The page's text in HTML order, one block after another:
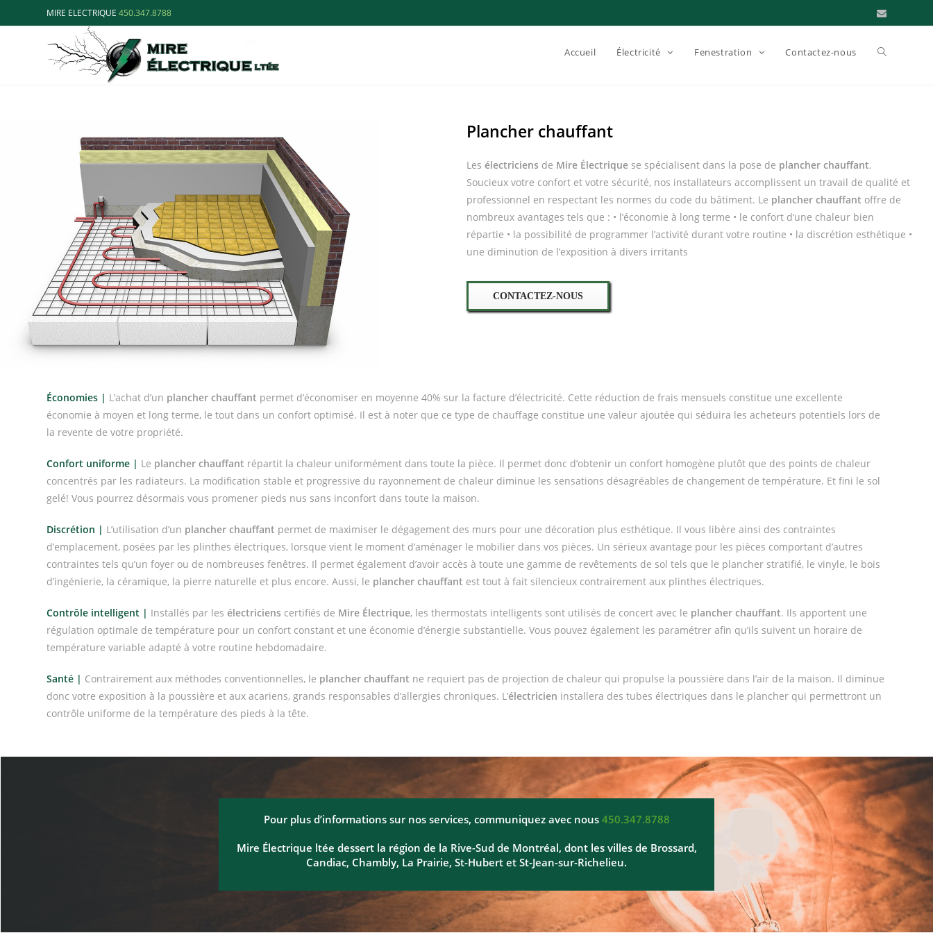
MIRE ELECTRIQUE450.347.8788
Accueil Électricité Fenestration Contactez-nous
Plancher chauffant
Les électriciens de Mire Électriquese spécialisent dans la pose de plancher chauffant.
Soucieux votre confort et votre sécurité, nos installateurs accomplissent un travail de qualité et
professionnel en respectant les normes du code du bâtiment. Le plancher chauffant offre de
nombreux avantages tels que : • l’économie à long terme • le confort d’une chaleur bien
répartie • la possibilité de programmer l’activité durant votre routine • la discrétion esthétique •
une diminution de l’exposition à divers irritants
CONTACTEZ-NOUS
Économies | L’achat d’un plancher chauffant permet d’économiser en moyenne 40% sur la facture d’électricité. Cette réduction de frais mensuels constitue une excellente
économie à moyen et long terme, le tout dans un confort optimisé. Il est à noter que ce type de chauffage constitue une valeur ajoutée qui séduira les acheteurs potentiels lors de
la revente de votre propriété.
Confort uniforme | Le plancher chauffant répartit la chaleur uniformément dans toute la pièce. Il permet donc d’obtenir un confort homogène plutôt que des points de chaleur
concentrés par les radiateurs. La modification stable et progressive du rayonnement de chaleur diminue les sensations désagréables de changement de température. Et fini le sol
gelé! Vous pourrez désormais vous promener pieds nus sans inconfort dans toute la maison.
Discrétion | L’utilisation d’un plancher chauffant permet de maximiser le dégagement des murs pour une décoration plus esthétique. Il vous libère ainsi des contraintes
d’emplacement, posées par les plinthes électriques, lorsque vient le moment d’aménager le mobilier dans vos pièces. Un sérieux avantage pour les pièces comportant d’autres
contraintes tels qu’un foyer ou de nombreuses fenêtres. Il permet également d’avoir accès à toute une gamme de revêtements de sol tels que le plancher stratifié, le vinyle, le bois
d’ingénierie, la céramique, la pierre naturelle et plus encore. Aussi, le plancher chauffant est tout à fait silencieux contrairement aux plinthes électriques.
Contrôle intelligent | Installés par lesélectriciens certifiés de Mire Électrique, les thermostats intelligents sont utilisés de concert avec le plancher chauffant. Ils apportent une
régulation optimale de température pour un confort constant et une économie d’énergie substantielle. Vous pouvez également les paramétrer afin qu’ils suivent un horaire de
température variable adapté à votre routine hebdomadaire.
Santé | Contrairement aux méthodes conventionnelles, le plancher chauffant ne requiert pas de projection de chaleur qui propulse la poussière dans l’air de la maison. Il diminue
donc votre exposition à la poussière et aux acariens, grands responsables d’allergies chroniques. L’électricien installera des tubes électriques dans le plancher qui permettront un
contrôle uniforme de la température des pieds à la tête.
Pour plus d’informations sur nos services, communiquez avec nous 450.347.8788
Mire Électrique ltée dessert la région de la Rive-Sud de Montréal, dont les villes de Brossard,
Candiac, Chambly, La Prairie, St-Hubert et St-Jean-sur-Richelieu.